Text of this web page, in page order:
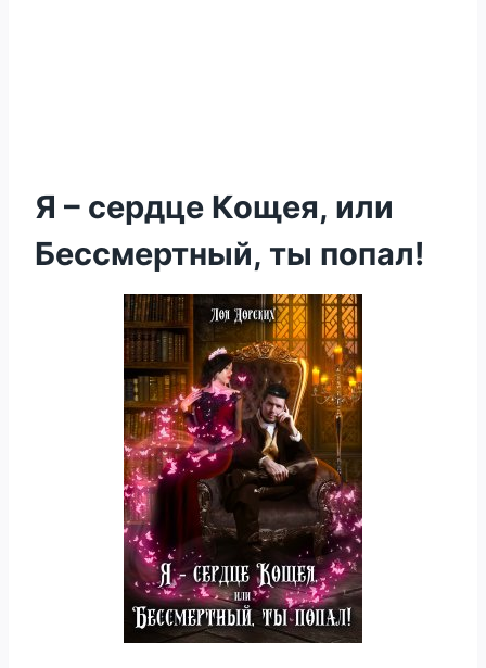
Я – сердце Кощея, или
Бессмертный, ты попал!